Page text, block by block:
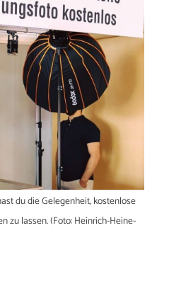
du die Gelegenheit, kostenlose
zu lassen. (Foto: Heinrich-Heine-